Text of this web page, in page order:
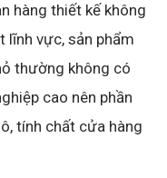
hàng thiết kế không
lĩnh vực, sản phẩm
thường không có
cao nên phần
tính chất cửa hàng